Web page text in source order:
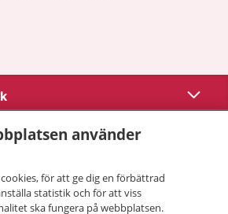
Visa
använder
för att ge dig en förbättrad
statistik och för att viss
ska fungera på webbplatsen.